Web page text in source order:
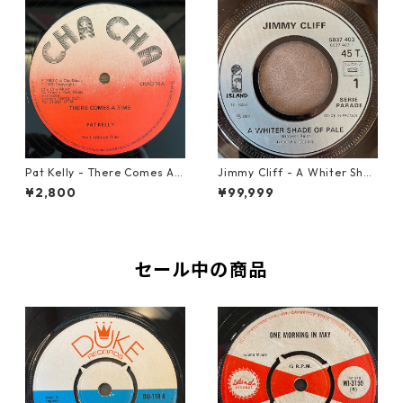
Pat Kelly - There Comes A T
ime【12-50057】
¥2,800
Jimmy Cliff - A Whiter Shad
e Of Pale【7-21863】
¥99,999
セール中の商品